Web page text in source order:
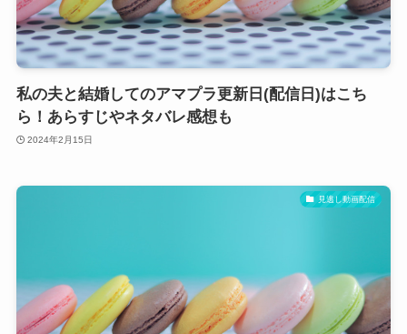
私の夫と結婚してのアマプラ更新日(配信日)はこち
ら！あらすじやネタバレ感想も
2024年2月15日
見逃し動画配信